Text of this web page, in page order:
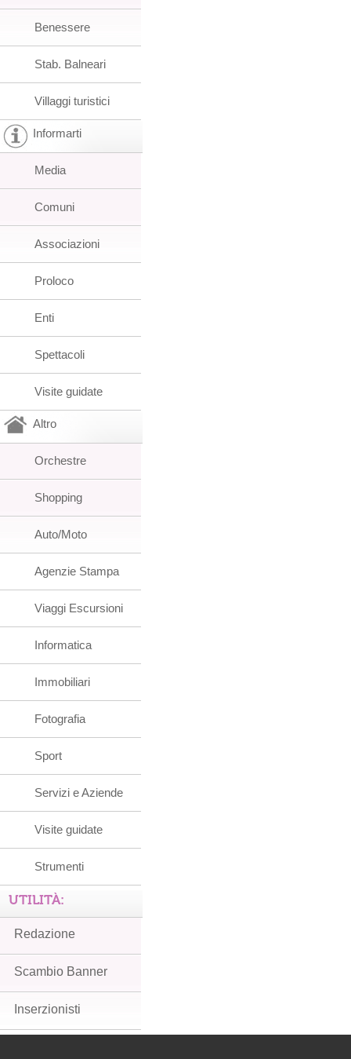
Benessere
Stab. Balneari
Villaggi turistici
Informarti
Media
Comuni
Associazioni
Proloco
Enti
Spettacoli
Visite guidate
Altro
Orchestre
Shopping
Auto/Moto
Agenzie Stampa
Viaggi Escursioni
Informatica
Immobiliari
Fotografia
Sport
Servizi e Aziende
Visite guidate
Strumenti
UTILITÀ:
Redazione
Scambio Banner
Inserzionisti